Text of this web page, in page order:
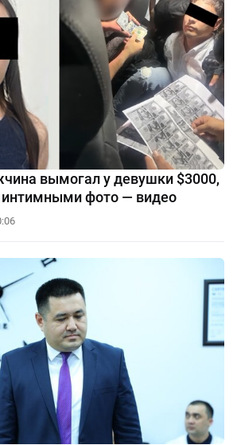
вымогал у девушки $3000,
фото — видео